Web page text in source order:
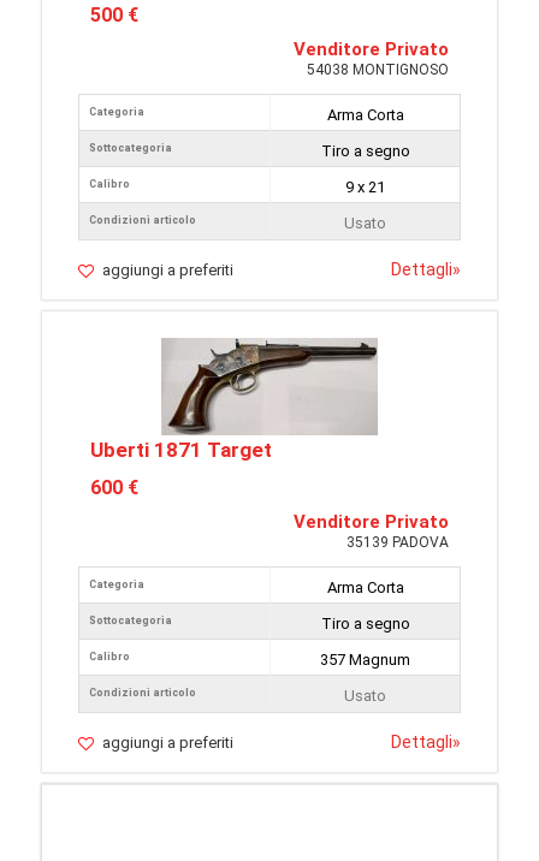
500 €
Venditore Privato
54038 MONTIGNOSO
Categoria
Sottocategoria
Calibro
Condizioni articolo
Arma Corta
Tiro a segno
9 x 21
Usato
aggiungi a preferiti Dettagli»
Uberti 1871 Target
600 €
Venditore Privato
35139 PADOVA
Categoria
Sottocategoria
Calibro
Condizioni articolo
Arma Corta
Tiro a segno
357 Magnum
Usato
aggiungi a preferiti Dettagli»